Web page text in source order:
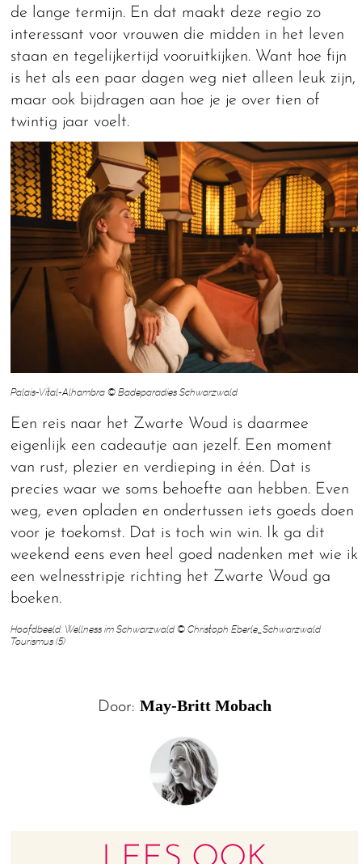
de lange termijn. En dat maakt deze regio zo
interessant voor vrouwen die midden in het leven
staan en tegelijkertijd vooruitkijken. Want hoe fijn
is het als een paar dagen weg niet alleen leuk zijn,
maar ook bijdragen aan hoe je je over tien of
twintig jaar voelt.
Palais-Vital-Alhambra © Badeparadies Schwarzwald
Een reis naar het Zwarte Woud is daarmee
eigenlijk een cadeautje aan jezelf. Een moment
van rust, plezier en verdieping in één. Dat is
precies waar we soms behoefte aan hebben. Even
weg, even opladen en ondertussen iets goeds doen
voor je toekomst. Dat is toch win win. Ik ga dit
weekend eens even heel goed nadenken met wie ik
een welnesstripje richting het Zwarte Woud ga
boeken.
Hoofdbeeld: Wellness im Schwarzwald © Christoph Eberle_Schwarzwald
Tourismus (5)
Door: May-Britt Mobach